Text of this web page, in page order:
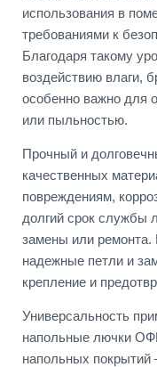
использования в
требованиями к
Благодаря такому
воздействию влаги,
особенно важно для
или пыльностью.
Прочный и
качественных
повреждениям,
долгий срок службы
замены или ремонта.
надежные петли и
крепление и
Универсальность
напольные лючки
напольных покрытий